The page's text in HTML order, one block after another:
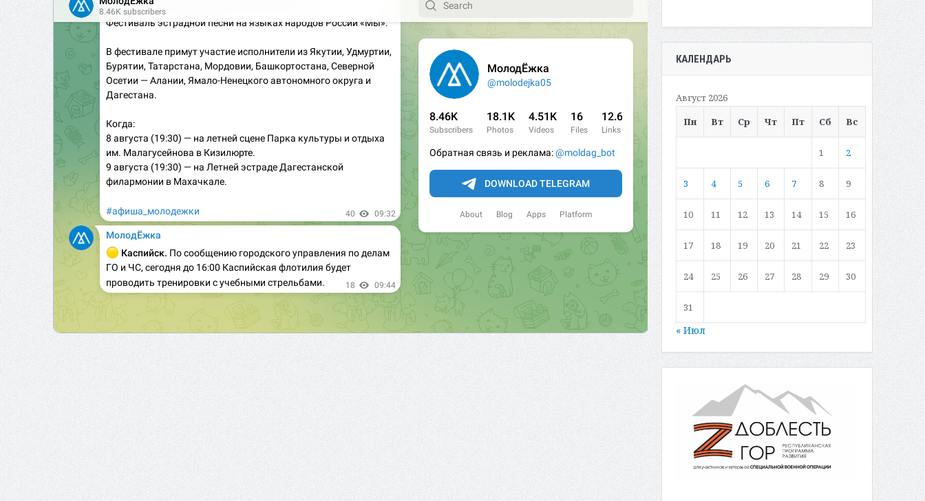
КАЛЕНДАРЬ
Август 2026
Пн
Вт Ср Чт Пт Сб Вс
1 2
3 4 5 6 7 8 9
10 11 12 13 14 15 16
17 18 19 20 21 22 23
24 25 26 27 28 29 30
31
« Июл